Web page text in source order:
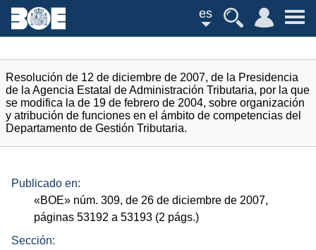
es
Resolución de 12 de diciembre de 2007, de la Presidencia
de la Agencia Estatal de Administración Tributaria, por la que
se modifica la de 19 de febrero de 2004, sobre organización
y atribución de funciones en el ámbito de competencias del
Departamento de Gestión Tributaria.
Publicado en:
«BOE» núm. 309, de 26 de diciembre de 2007,
páginas 53192 a 53193 (2 págs.)
Sección: